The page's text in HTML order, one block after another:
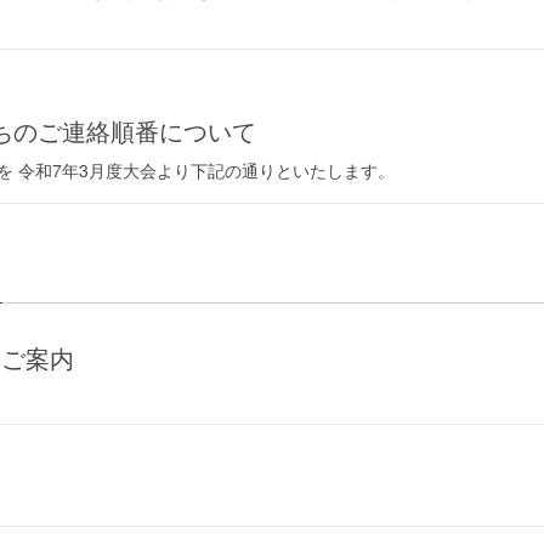
のご連絡順番について
令和7年3月度大会より下記の通りといたします。
案内